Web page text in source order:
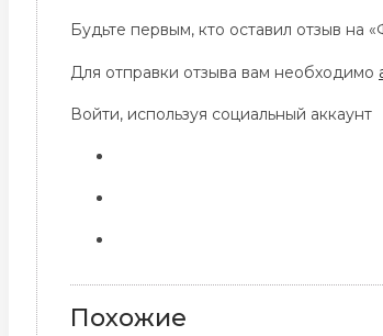
Будьте первым, кто оставил отзыв
Для отправки отзыва вам необходимо
Войти, используя социальный аккаунт
Похожие